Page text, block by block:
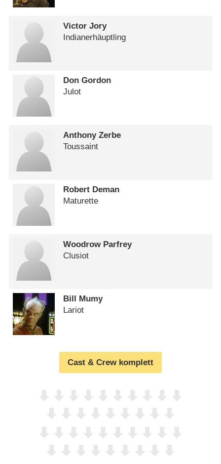
Victor Jory
Indianerhäuptling
Don Gordon
Julot
Anthony Zerbe
Toussaint
Robert Deman
Maturette
Woodrow Parfrey
Clusiot
Bill Mumy
Lariot
Cast & Crew komplett